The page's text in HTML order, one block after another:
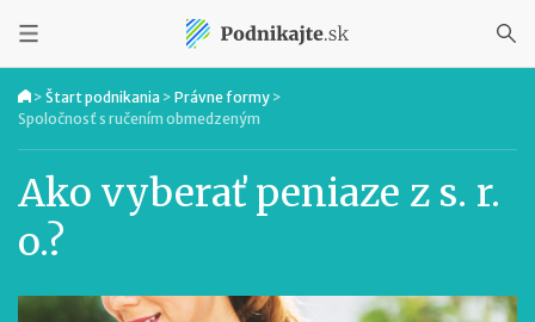
> Štart podnikania > Právne formy >
Spoločnosť s ručením obmedzeným
Ako vyberať peniaze z s. r.
o.?